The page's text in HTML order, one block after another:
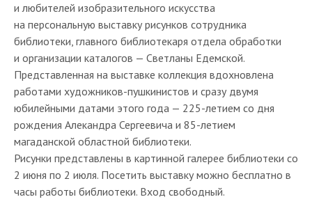
и любителей изобразительного искусства
на персональную выставку рисунков сотрудника
библиотеки, главного библиотекаря отдела обработки
и организации каталогов — Светланы Едемской.
Представленная на выставке коллекция вдохновлена
работами художников-пушкинистов и сразу двумя
юбилейными датами этого года — 225-летием со дня
рождения Алекандра Сергеевича и 85-летием
магаданской областной библиотеки.
Рисунки представлены в картинной галерее библиотеки со
2 июня по 2 июля. Посетить выставку можно бесплатно в
часы работы библиотеки. Вход свободный.